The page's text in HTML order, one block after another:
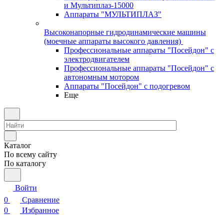
и Мультиплаз-15000
Аппараты "МУЛЬТИПЛАЗ"
Высоконапорные гидродинамические машины
(моечные аппараты высокого давления)
Профессиональные аппараты "Посейдон" с
электродвигателем
Профессиональные аппараты "Посейдон" с
автономным мотором
Аппараты "Посейдон" с подогревом
Еще
Каталог
По всему сайту
По каталогу
Войти
0
Сравнение
0
Избранное